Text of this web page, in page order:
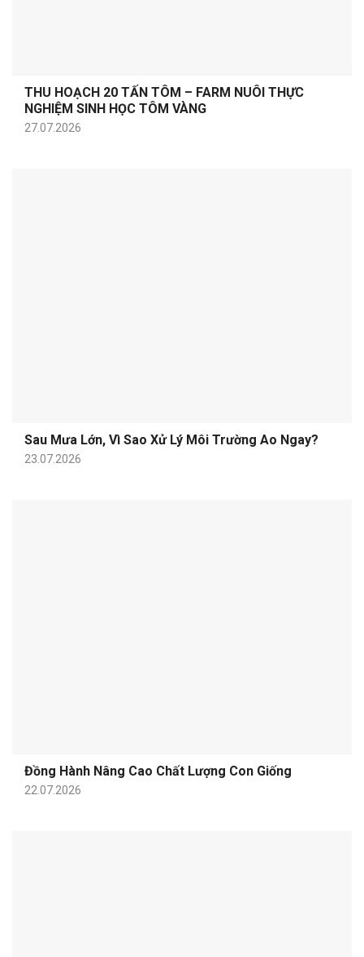
THU HOẠCH 20 TẤN TÔM – FARM NUÔI THỰC
NGHIỆM SINH HỌC TÔM VÀNG
27.07.2026
Sau Mưa Lớn, Vì Sao Xử Lý Môi Trường Ao Ngay?
23.07.2026
Đồng Hành Nâng Cao Chất Lượng Con Giống
22.07.2026